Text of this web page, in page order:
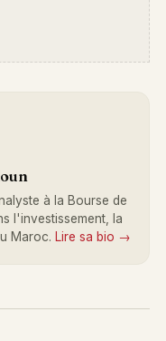
à la Bourse de
l'investissement, la
Maroc. Lire sa bio →